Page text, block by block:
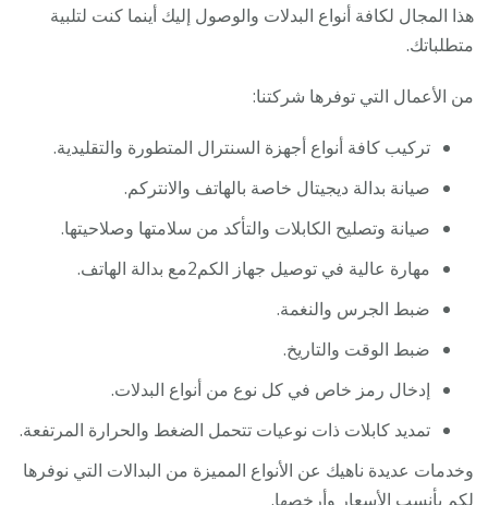
هذا المجال لكافة أنواع البدلات والوصول إليك أينما كنت لتلبية
متطلباتك.
من الأعمال التي توفرها شركتنا:
تركيب كافة أنواع أجهزة السنترال المتطورة والتقليدية.
صيانة بدالة ديجيتال خاصة بالهاتف والانتركم.
صيانة وتصليح الكابلات والتأكد من سلامتها وصلاحيتها.
مهارة عالية في توصيل جهاز الكم2مع بدالة الهاتف.
ضبط الجرس والنغمة.
ضبط الوقت والتاريخ.
إدخال رمز خاص في كل نوع من أنواع البدلات.
تمديد كابلات ذات نوعيات تتحمل الضغط والحرارة المرتفعة.
وخدمات عديدة ناهيك عن الأنواع المميزة من البدالات التي نوفرها
لكم بأنسب الأسعار وأرخصها.